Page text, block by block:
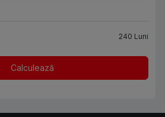
240 Luni
Calculează